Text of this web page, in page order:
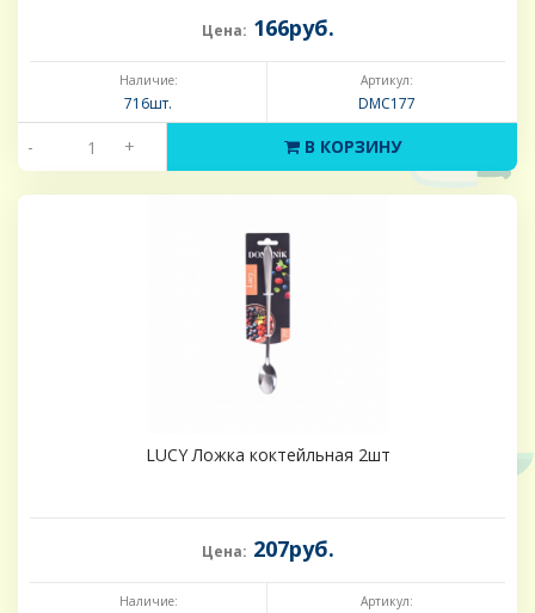
Цена: 166руб.
Наличие:
716шт.
Артикул:
DMC177
- + В КОРЗИНУ
LUCY Ложка коктейльная 2шт
Цена: 207руб.
Наличие: Артикул: